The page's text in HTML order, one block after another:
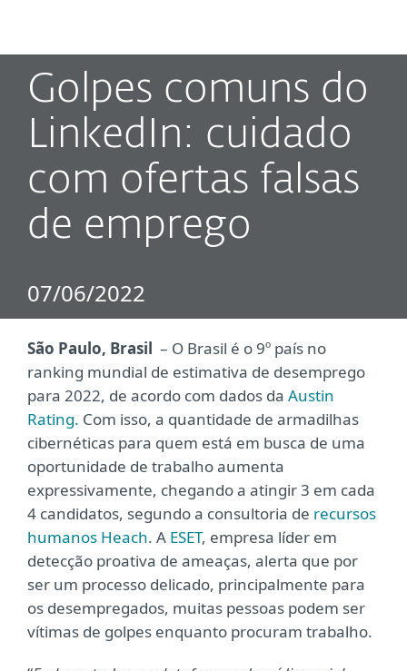
Golpes comuns do
LinkedIn: cuidado
com ofertas falsas
de emprego
07/06/2022
São Paulo, Brasil – O Brasil é o 9º país no
ranking mundial de estimativa de desemprego
para 2022, de acordo com dados da Austin
Rating. Com isso, a quantidade de armadilhas
cibernéticas para quem está em busca de uma
oportunidade de trabalho aumenta
expressivamente, chegando a atingir 3 em cada
4 candidatos, segundo a consultoria de recursos
humanos Heach. A ESET, empresa líder em
detecção proativa de ameaças, alerta que por
ser um processo delicado, principalmente para
os desempregados, muitas pessoas podem ser
vítimas de golpes enquanto procuram trabalho.